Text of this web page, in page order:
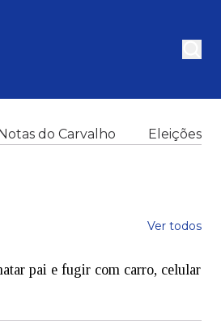
do Carvalho Eleições
Ver todos
pai e fugir com carro, celular